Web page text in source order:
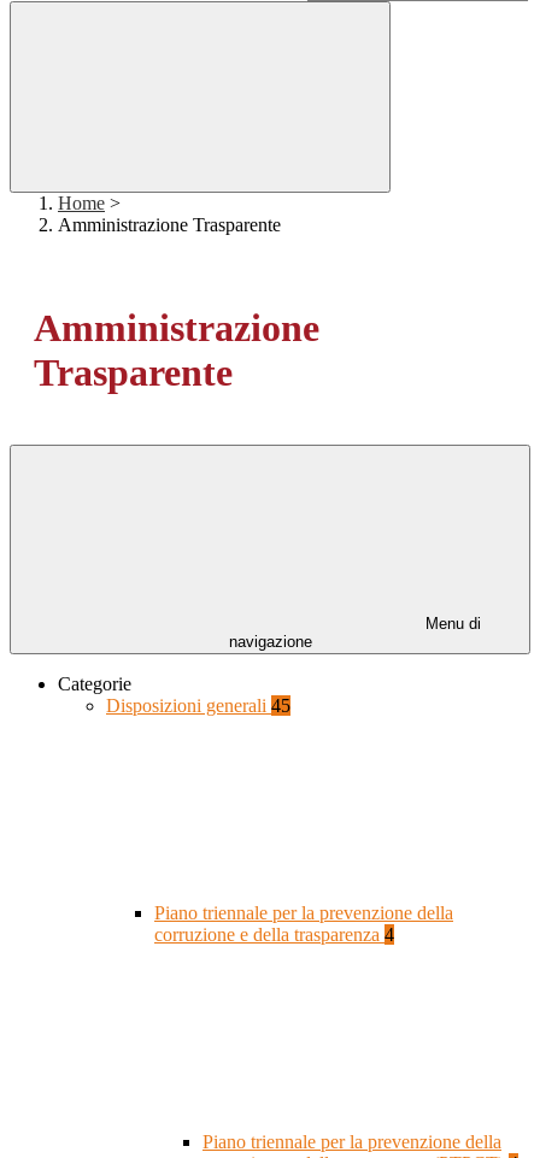
Home >
Amministrazione Trasparente
Amministrazione
Trasparente
Menu di
navigazione
Categorie
Disposizioni generali 45
Piano triennale per la prevenzione della
corruzione e della trasparenza 4
Piano triennale per la prevenzione della